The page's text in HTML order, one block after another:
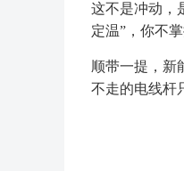
这不是冲动，
定温”，你不
顺带一提，新
不走的电线杆